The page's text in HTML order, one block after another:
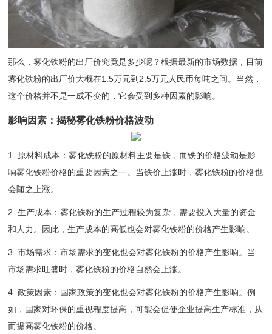
那么，雾化铁粉的出厂价究竟是多少呢？根据最新的市场数据，目前
雾化铁粉的出厂价大概在1.5万元到2.5万元人民币每吨之间。当然，
这个价格并不是一成不变的，它会受到多种因素的影响。
影响因素：揭秘雾化铁粉价格波动
1. 原材料成本：雾化铁粉的原材料主要是铁，而铁的价格波动是影
响雾化铁粉价格的重要因素之一。当铁价上涨时，雾化铁粉的价格也
会随之上涨。
2. 生产成本：雾化铁粉的生产过程较为复杂，需要投入大量的资金
和人力。因此，生产成本的高低也会对雾化铁粉的价格产生影响。
3. 市场需求：市场需求的变化也会对雾化铁粉的价格产生影响。当
市场需求旺盛时，雾化铁粉的价格自然会上涨。
4. 政策因素：国家政策的变化也会对雾化铁粉的价格产生影响。例
如，国家对环保的重视程度提高，可能会促使企业提高生产标准，从
而提高雾化铁粉的价格。